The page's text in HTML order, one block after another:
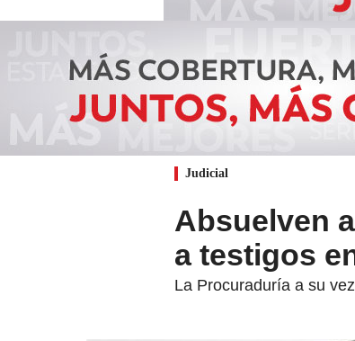
Judicial
Absuelven
a testigos
La Procuraduría a su